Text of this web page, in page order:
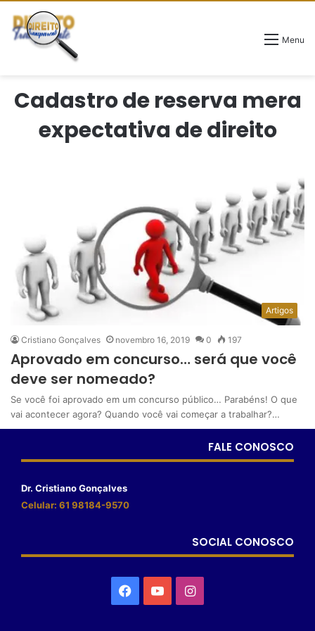
Menu
Cadastro de reserva mera
expectativa de direito
Artigos
Cristiano Gonçalves novembro 16, 2019 0 197
Aprovado em concurso… será que você
deve ser nomeado?
Se você foi aprovado em um concurso público… Parabéns! O que
vai acontecer agora? Quando você vai começar a trabalhar?…
FALE CONOSCO
Dr. Cristiano Gonçalves
Celular: 61 98184-9570
SOCIAL CONOSCO